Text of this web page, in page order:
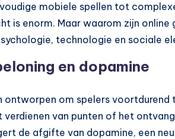
mobiele spellen tot
is enorm. Maar waarom zijn
technologie en sociale
en dopamine
ontworpen om spelers
verdienen van punten of het
de afgifte van dopamine, een